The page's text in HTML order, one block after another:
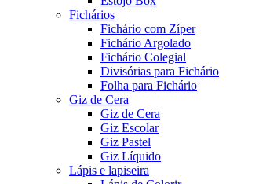
Fichários
Fichário com Zíper
Fichário Argolado
Fichário Colegial
Divisórias para Fichário
Folha para Fichário
Giz de Cera
Giz de Cera
Giz Escolar
Giz Pastel
Giz Líquido
Lápis e lapiseira